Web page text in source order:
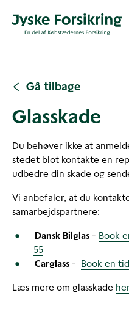
Gå tilbage
Glasskade
Du behøver ikke at
stedet blot kontakte en
udbedre din skade og
Vi anbefaler, at du
samarbejdspartnere:
Dansk Bilglas - Book
55
Carglass - Book en
Læs mere om glasskade her